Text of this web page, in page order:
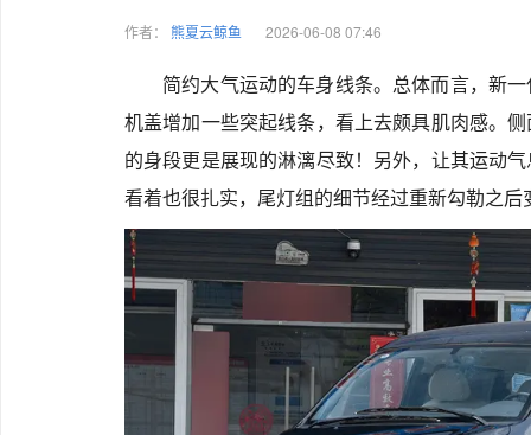
作者： 熊夏云鲸鱼 2026-06-08 07:46
简约大气运动的车身线条。总体而言，新
机盖增加一些突起线条，看上去颇具肌肉感。
的身段更是展现的淋漓尽致！另外，让其运动
看着也很扎实，尾灯组的细节经过重新勾勒之后